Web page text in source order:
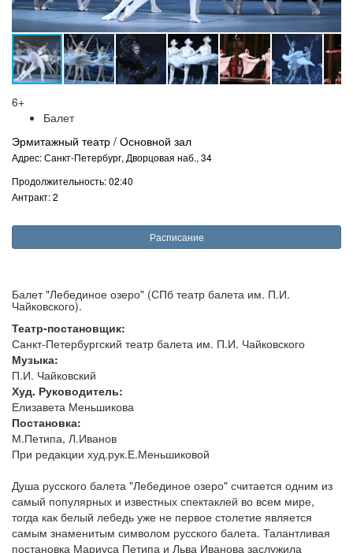
6+
Балет
Эрмитажный театр / Основной зал
Адрес: Санкт-Петербург, Дворцовая наб., 34
Продолжительность: 02:40
Антракт: 2
Расписание
Балет "Лебединое озеро" (СПб театр балета им. П.И.
Чайковского).
Театр-постановщик:
Санкт-Петербургский театр балета им. П.И. Чайковского
Музыка:
П.И. Чайковский
Худ. Руководитель:
Елизавета Меньшикова
Постановка:
М.Петипа, Л.Иванов
При редакции худ.рук.Е.Меньшиковой
Душа русского балета "Лебединое озеро" считается одним из
самый популярных и известных спектаклей во всем мире,
тогда как белый лебедь уже не первое столетие является
самым знаменитым символом русского балета. Талантливая
постановка Мариуса Петипа и Льва Иванова заслужила